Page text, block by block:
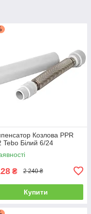
Козлова PPR
Tebo Білий 6/24
₴ 2 240 ₴
Купити